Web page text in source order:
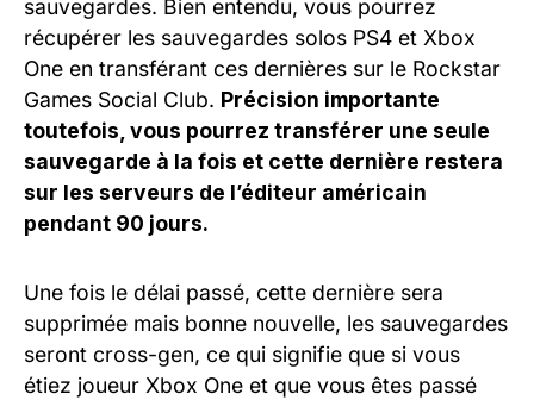
sauvegardes. Bien entendu, vous pourrez
récupérer les sauvegardes solos PS4 et Xbox
One en transférant ces dernières sur le Rockstar
Games Social Club. Précision importante
toutefois, vous pourrez transférer une seule
sauvegarde à la fois et cette dernière restera
sur les serveurs de l’éditeur américain
pendant 90 jours.
Une fois le délai passé, cette dernière sera
supprimée mais bonne nouvelle, les sauvegardes
seront cross-gen, ce qui signifie que si vous
étiez joueur Xbox One et que vous êtes passé